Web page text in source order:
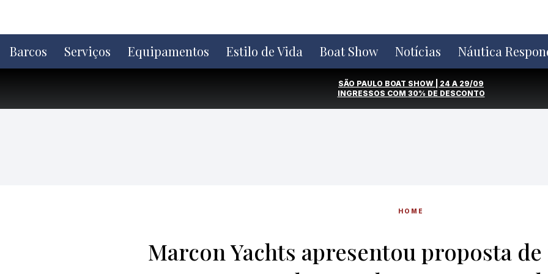
o
conteúdo
Barcos Serviços Equipamentos Estilo de Vida Boat Show Notícias Náutica
SÃO PAULO BOAT SHOW | 24 A 29/09
INGRESSOS COM 30% DE DESCONTO
HOME
Marcon Yachts apresentou proposta